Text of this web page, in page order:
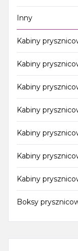
Inny
Kabiny
Kabiny
Kabiny
Kabiny
Kabiny
Kabiny
Kabiny
Boksy